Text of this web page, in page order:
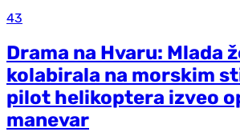
43
Drama na Hvaru: Mlada
kolabirala na morskim
pilot helikoptera izveo
manevar